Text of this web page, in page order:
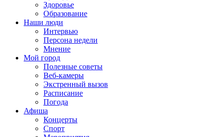
Здоровье
Образование
Наши люди
Интервью
Персона недели
Мнение
Мой город
Полезные советы
Веб-камеры
Экстренный вызов
Расписание
Погода
Афиша
Концерты
Спорт